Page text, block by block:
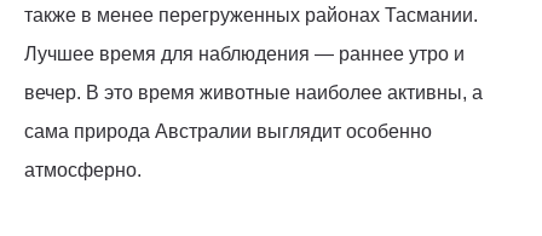
также в менее перегруженных районах Тасмании.
Лучшее время для наблюдения — раннее утро и
вечер. В это время животные наиболее активны, а
сама природа Австралии выглядит особенно
атмосферно.